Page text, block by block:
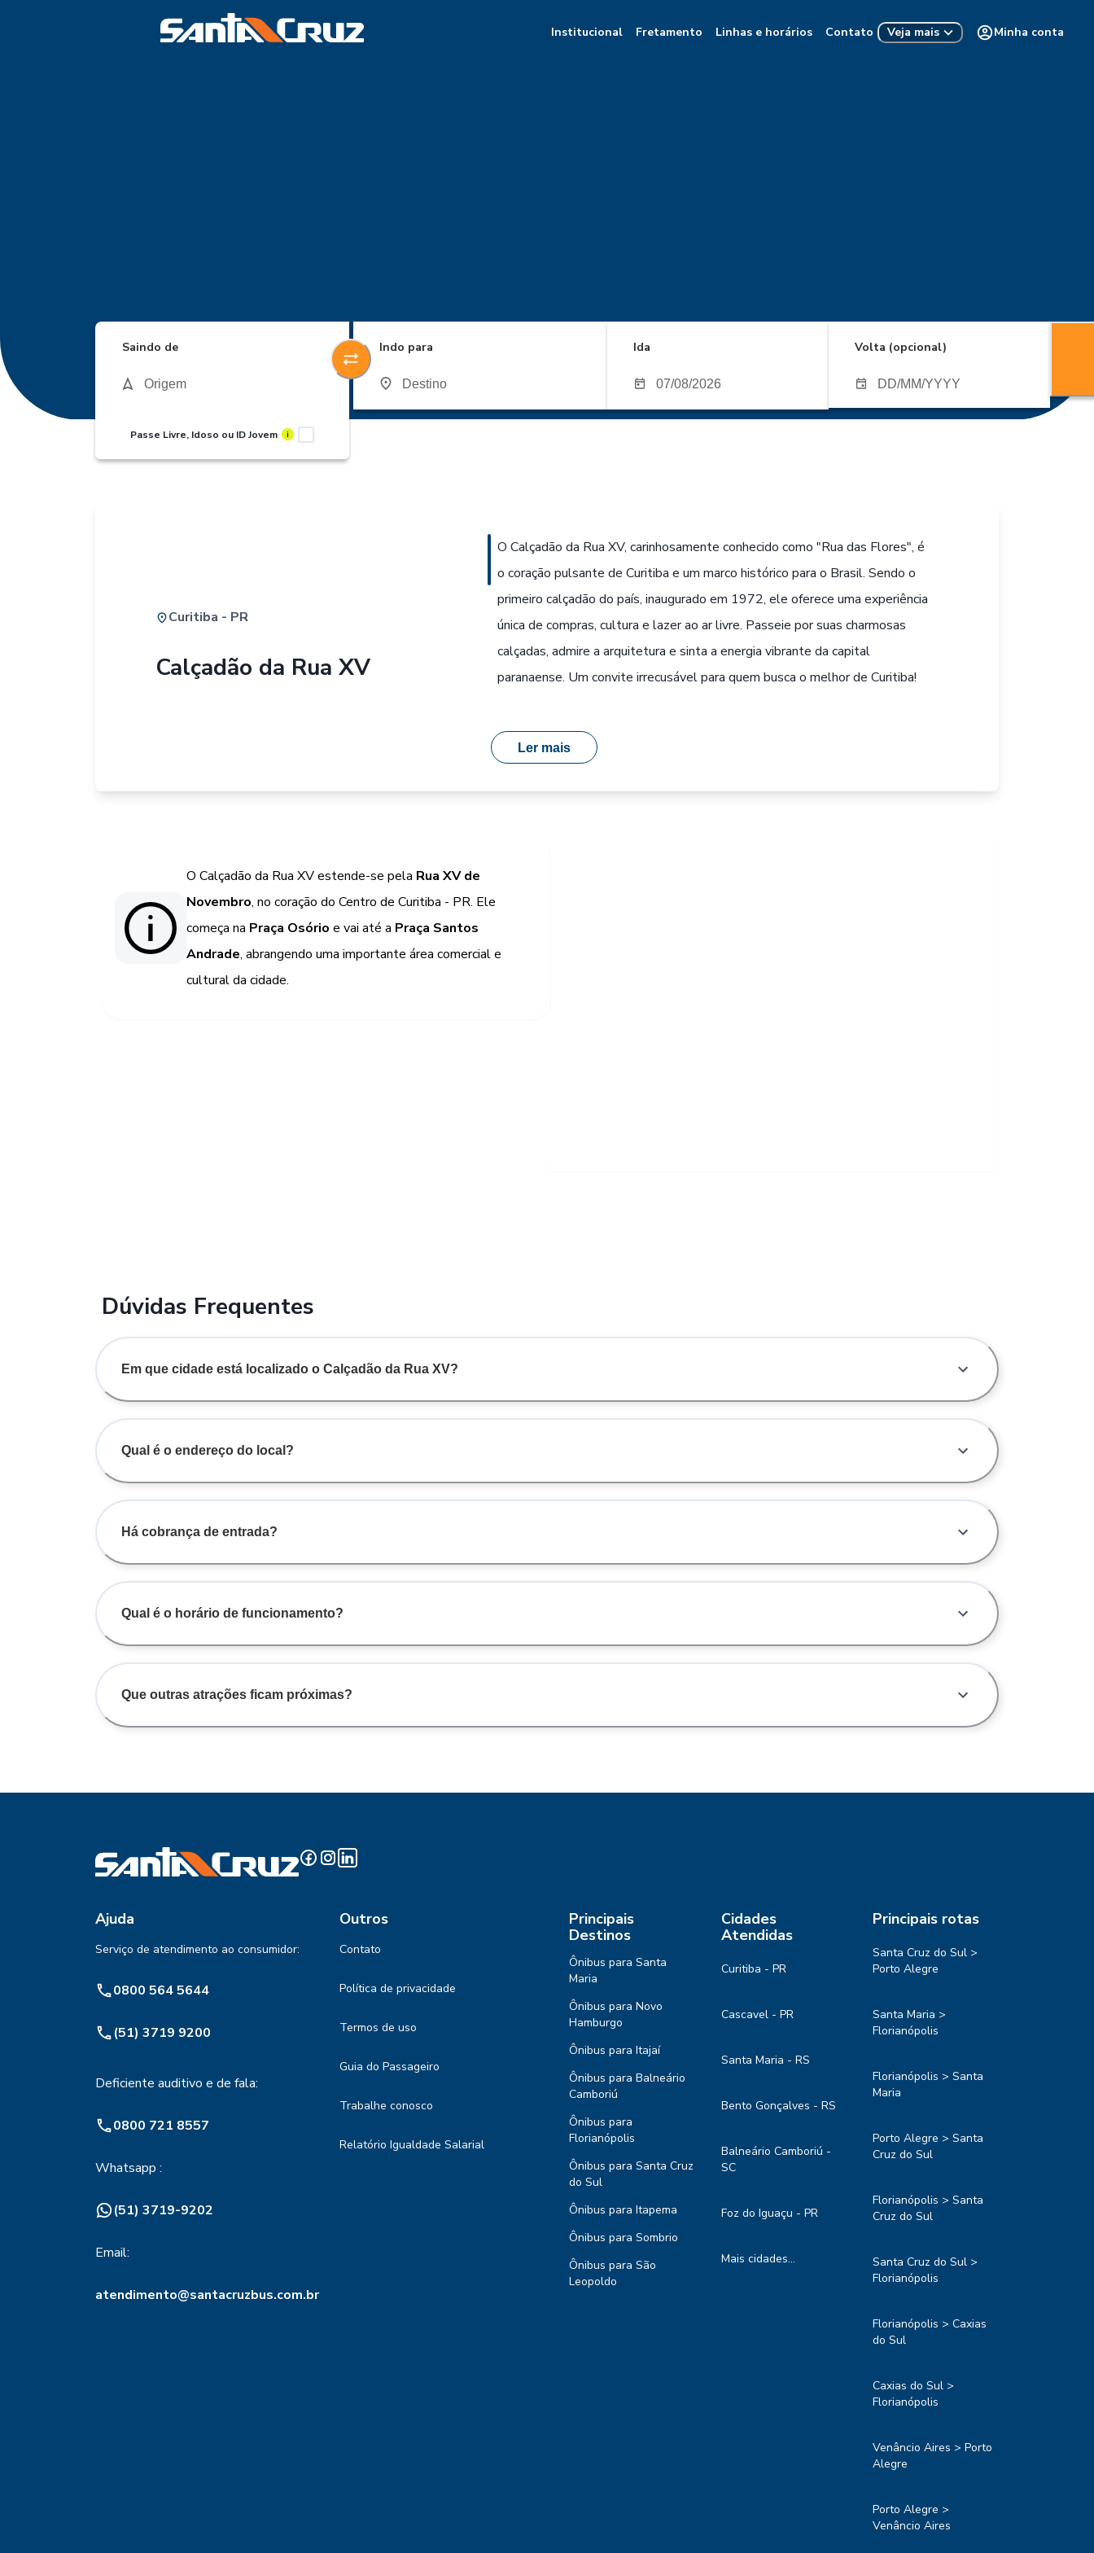
Institucional Fretamento Linhas e horários Contato Veja mais Minha conta
Saindo de
Passe Livre, Idoso ou ID Jovem i
Indo para Ida Volta (opcional)
Curitiba - PR
Calçadão da Rua XV
O Calçadão da Rua XV, carinhosamente conhecido como "Rua das Flores", é
o coração pulsante de Curitiba e um marco histórico para o Brasil. Sendo o
primeiro calçadão do país, inaugurado em 1972, ele oferece uma experiência
única de compras, cultura e lazer ao ar livre. Passeie por suas charmosas
calçadas, admire a arquitetura e sinta a energia vibrante da capital
paranaense. Um convite irrecusável para quem busca o melhor de Curitiba!
Ler mais
O Calçadão da Rua XV estende-se pela Rua XV de
Novembro, no coração do Centro de Curitiba - PR. Ele
começa na Praça Osório e vai até a Praça Santos
Andrade, abrangendo uma importante área comercial e
cultural da cidade.
Dúvidas Frequentes
Em que cidade está localizado o Calçadão da Rua XV?
Qual é o endereço do local?
Há cobrança de entrada?
Qual é o horário de funcionamento?
Que outras atrações ficam próximas?
Ajuda
Serviço de atendimento ao consumidor:
0800 564 5644
(51) 3719 9200
Deficiente auditivo e de fala:
0800 721 8557
Whatsapp :
(51) 3719-9202
Email:
atendimento@santacruzbus.com.br
Outros
Contato
Política de privacidade
Termos de uso
Guia do Passageiro
Trabalhe conosco
Relatório Igualdade Salarial
Principais
Destinos
Ônibus para Santa
Maria
Ônibus para Novo
Hamburgo
Ônibus para Itajaí
Ônibus para Balneário
Camboriú
Ônibus para
Florianópolis
Ônibus para Santa Cruz
do Sul
Ônibus para Itapema
Ônibus para Sombrio
Ônibus para São
Leopoldo
Cidades
Atendidas
Curitiba - PR
Cascavel - PR
Santa Maria - RS
Bento Gonçalves - RS
Balneário Camboriú -
SC
Foz do Iguaçu - PR
Mais cidades...
Principais rotas
Santa Cruz do Sul >
Porto Alegre
Santa Maria >
Florianópolis
Florianópolis > Santa
Maria
Porto Alegre > Santa
Cruz do Sul
Florianópolis > Santa
Cruz do Sul
Santa Cruz do Sul >
Florianópolis
Florianópolis > Caxias
do Sul
Caxias do Sul >
Florianópolis
Venâncio Aires > Porto
Alegre
Porto Alegre >
Venâncio Aires